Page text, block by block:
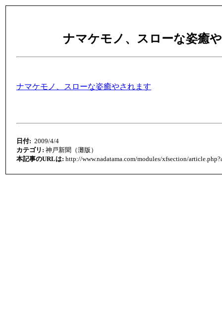
ナマケモノ、スローな姿癒
ナマケモノ、スローな姿癒やされます
日付: 2009/4/4
カテゴリ: 神戸新聞（灘版）
本記事のURLは: http://www.nadatama.com/modules/xfsection/